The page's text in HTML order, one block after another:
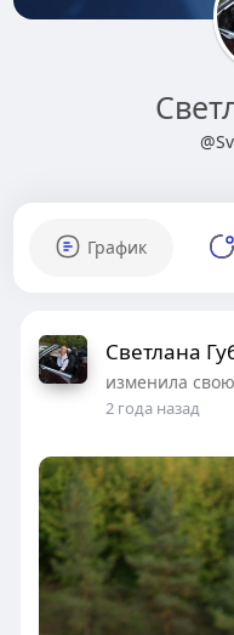
График
Светлана
изменила
2 года назад